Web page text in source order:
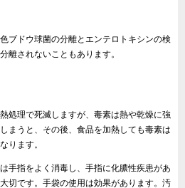
ブドウ球菌の分離とエンテロトキシンの検
離されないこともあります。
処理で死滅しますが、毒素は熱や乾燥に強
まうと、その後、食品を加熱しても毒素は
ります。
手指をよく消毒し、手指に化膿性疾患があ
切です。手袋の使用は効果があります。汚